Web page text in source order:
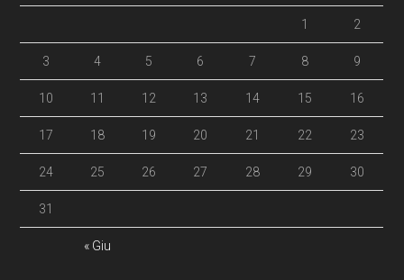
« Giu
1 2
3 4 5 6 7 8 9
10 11 12 13 14 15 16
17 18 19 20 21 22 23
24 25 26 27 28 29 30
31